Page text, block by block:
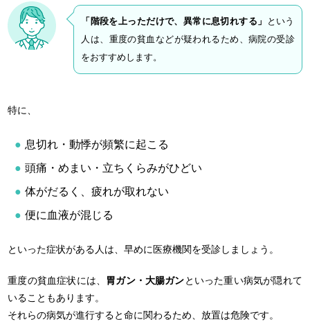
「階段を上っただけで、異常に息切れする」
という
人は、重度の貧血などが疑われるため、病院の受診
をおすすめします。
特に、
息切れ・動悸が頻繁に起こる
頭痛・めまい・立ちくらみがひどい
体がだるく、疲れが取れない
便に血液が混じる
といった症状がある人は、早めに医療機関を受診しましょう。
重度の貧血症状には、 胃ガン・大腸ガンといった重い病気が隠れて
いることもあります。
それらの病気が進行すると命に関わるため、放置は危険です。